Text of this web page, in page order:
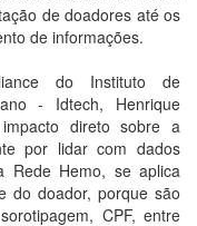
de doadores até os
de informações.
do Instituto de
- Idtech, Henrique
direto sobre a
por lidar com dados
Rede Hemo, se aplica
do doador, porque são
CPF, entre